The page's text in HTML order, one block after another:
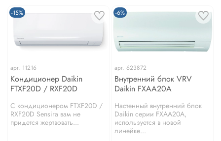
-15%
арт. 11216
Кондиционер Daikin
FTXF20D / RXF20D
С кондиционером FTXF20D /
RXF20D Sensira вам не
придется жертвовать...
-6%
арт. 623872
Внутренний блок VRV
Daikin FXAA20A
Настенный внутренний блок
Daikin серии FXAA20A,
используется в новой
линейке...